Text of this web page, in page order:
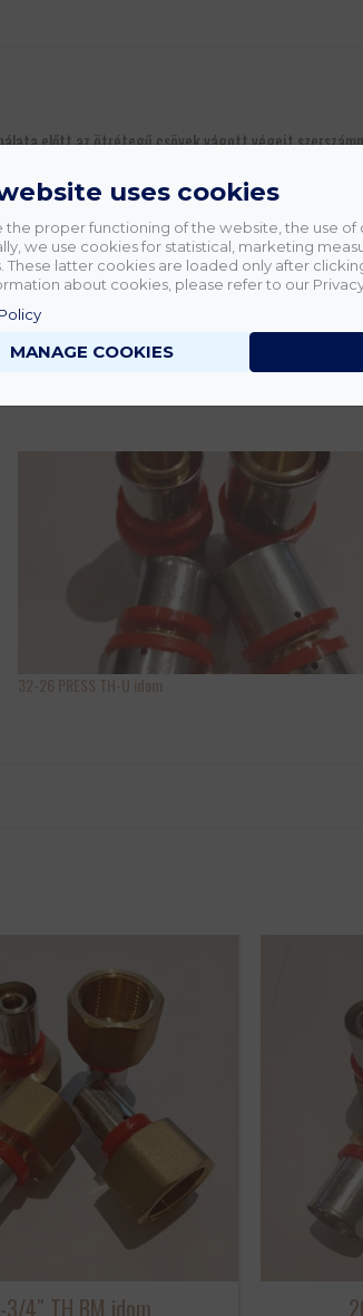
előtt az ötrétegű csövek vágott végeit
A szerszám egyszerre végzi el a cső belső
32-26 PRESS TH-U idom
3/4″ TH BM idom
uses cookies
the proper functioning of the website, the use of
we use cookies for statistical, marketing
These latter cookies are loaded only after
about cookies, please refer to our
MANAGE COOKIES